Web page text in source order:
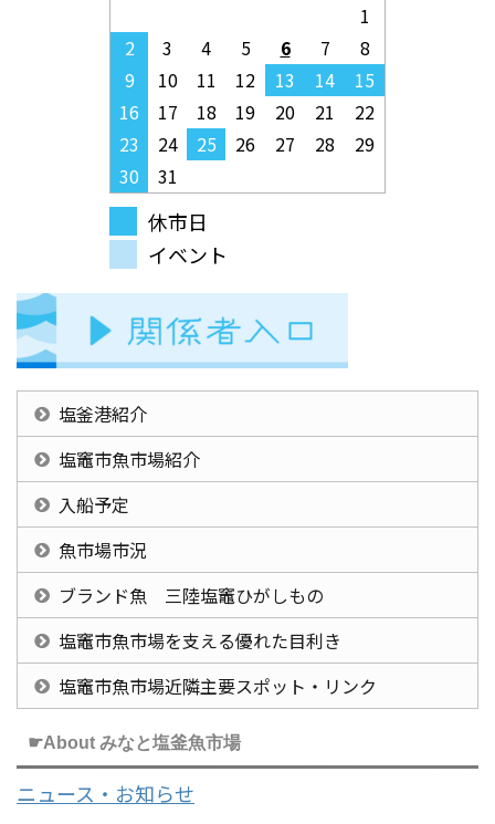
1
2
3 4 5 6 7
8
9
10 11 12 13 14
15
16
17 18 19 20 21
22
23
24 25 26 27 28
29
30
31
休市日
イベント
塩釜港紹介
塩竈市魚市場紹介
入船予定
魚市場市況
ブランド魚 三陸塩竈ひがしもの
塩竈市魚市場を支える優れた目利き
塩竈市魚市場近隣主要スポット・リンク
☛About みなと塩釜魚市場
ニュース・お知らせ